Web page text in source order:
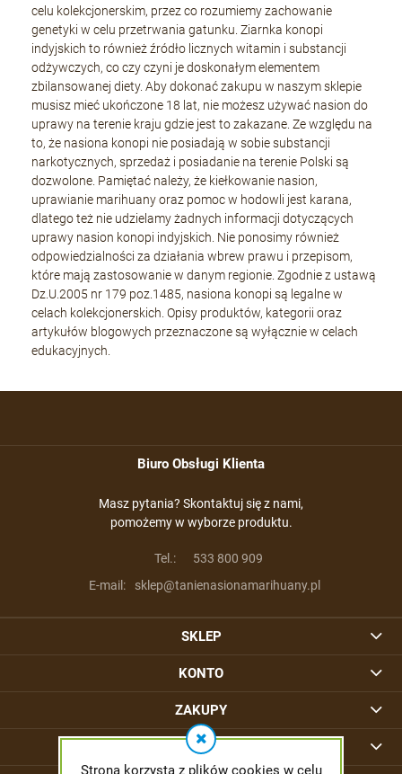
Strona korzysta z plików cookies w celu
celu kolekcjonerskim, przez co rozumiemy zachowanie
genetyki w celu przetrwania gatunku. Ziarnka konopi
indyjskich to również źródło licznych witamin i substancji
odżywczych, co czy czyni je doskonałym elementem
zbilansowanej diety. Aby dokonać zakupu w naszym sklepie
musisz mieć ukończone 18 lat, nie możesz używać nasion do
uprawy na terenie kraju gdzie jest to zakazane. Ze względu na
to, że nasiona konopi nie posiadają w sobie substancji
narkotycznych, sprzedaż i posiadanie na terenie Polski są
dozwolone. Pamiętać należy, że kiełkowanie nasion,
uprawianie marihuany oraz pomoc w hodowli jest karana,
dlatego też nie udzielamy żadnych informacji dotyczących
uprawy nasion konopi indyjskich. Nie ponosimy również
odpowiedzialności za działania wbrew prawu i przepisom,
które mają zastosowanie w danym regionie. Zgodnie z ustawą
Dz.U.2005 nr 179 poz.1485, nasiona konopi są legalne w
celach kolekcjonerskich. Opisy produktów, kategorii oraz
artykułów blogowych przeznaczone są wyłącznie w celach
edukacyjnych.
Biuro Obsługi Klienta
Masz pytania? Skontaktuj się z nami,
pomożemy w wyborze produktu.
Tel.:
533 800 909
E-mail:
sklep@tanienasionamarihuany.pl
SKLEP
KONTO
ZAKUPY
INFORMACJE